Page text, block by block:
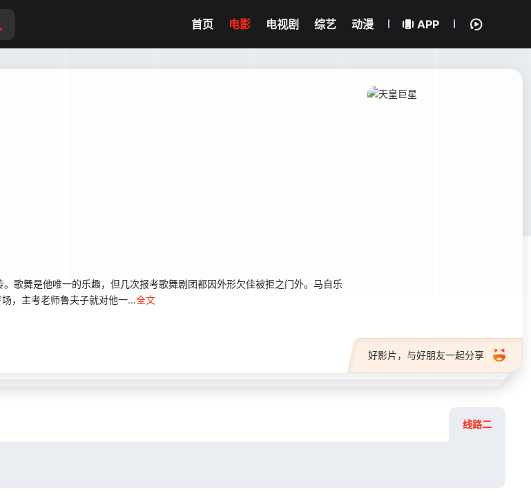
首页 电影 电视剧 综艺 动漫 APP
舞是他唯一的乐趣，但几次报考歌舞剧团都因外形欠佳被拒之门外。马自乐
，主考老师鲁夫子就对他一...全文
好影片，与好朋友一起分享
线路二